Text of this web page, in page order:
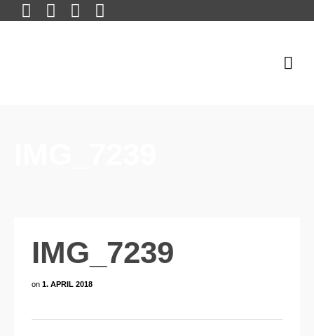
IMG_7239
on 1. APRIL 2018